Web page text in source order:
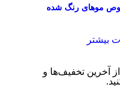
بیشتر
آخرین تخفیف‌ها و